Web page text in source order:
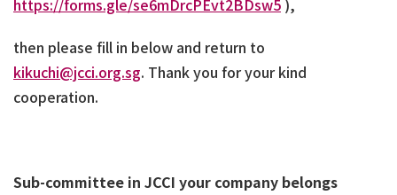
https://forms.gle/se6mDrcPEvt2BDsw5 ),
then please fill in below and return to
kikuchi@jcci.org.sg. Thank you for your kind
cooperation.
Sub-committee in JCCI your company belongs